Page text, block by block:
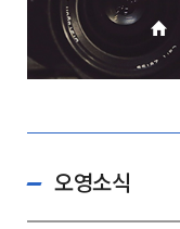
오영소식